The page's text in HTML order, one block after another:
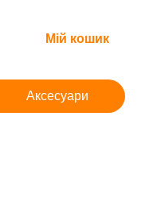
Мій кошик
Аксесуари